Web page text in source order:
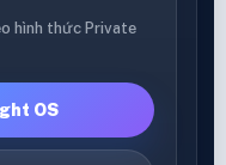
hình thức Private
OS